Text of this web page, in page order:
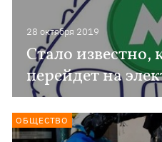
28 октября 2019
Стало известно,
перейдет на
ОБЩЕСТВО